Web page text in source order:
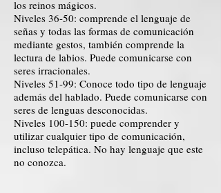
los reinos mágicos.
Niveles 36-50: comprende el lenguaje de
señas y todas las formas de comunicación
mediante gestos, también comprende la
lectura de labios. Puede comunicarse con
seres irracionales.
Niveles 51-99: Conoce todo tipo de lenguaje
además del hablado. Puede comunicarse con
seres de lenguas desconocidas.
Niveles 100-150: puede comprender y
utilizar cualquier tipo de comunicación,
incluso telepática. No hay lenguaje que este
no conozca.